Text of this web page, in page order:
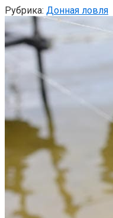
Рубрика: Донная ловля